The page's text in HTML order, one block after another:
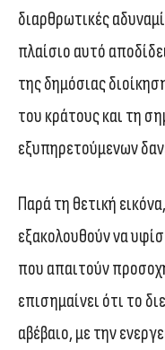
διαρθρωτικές
πλαίσιο αυτό
της δημόσιας
του κράτους και τη
εξυπηρετούμενων
Παρά τη θετική
εξακολουθούν να
που απαιτούν
επισημαίνει ότι το
αβέβαιο, με την